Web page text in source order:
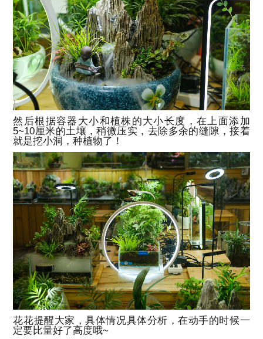
然后根据容器大小和植株的大小长度，在上面添加
5~10厘米的土壤，稍微压实，去除多余的缝隙，接着
就是挖小洞，种植物了！
花花提醒大家，具体情况具体分析，在动手的时候一
定要比量好了高度哦~